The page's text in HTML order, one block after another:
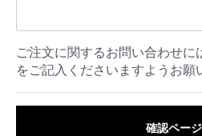
ご注文に関するお問い合わせに
をご記入くださいますようお願
確認ペー